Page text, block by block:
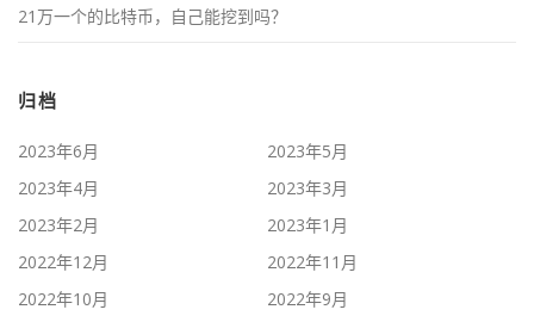
21万一个的比特币，自己能挖到吗？
归档
2023年6月
2023年5月
2023年4月
2023年3月
2023年2月
2023年1月
2022年12月
2022年11月
2022年10月
2022年9月